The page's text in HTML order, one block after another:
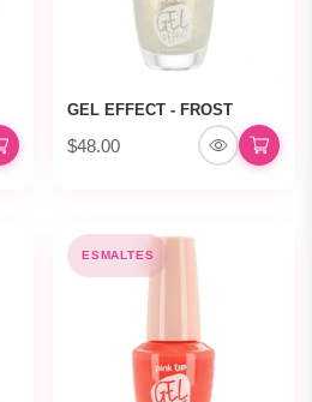
GEL EFFECT - FROST
$48.00
ESMALTES